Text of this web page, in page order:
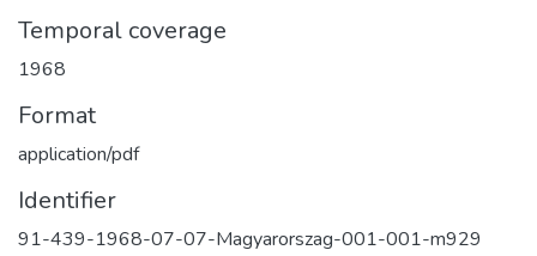
Temporal coverage
1968
Format
application/pdf
Identifier
91-439-1968-07-07-Magyarorszag-001-001-m929